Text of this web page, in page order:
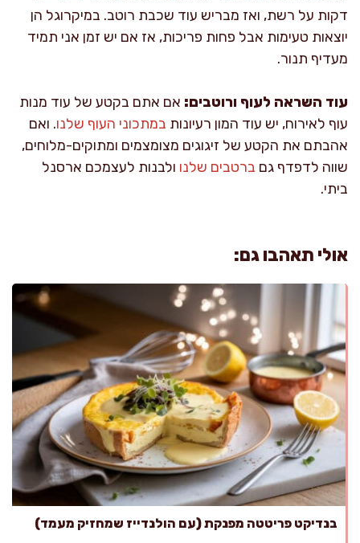
דקות על רשת, ואז מבריש עוד שכבת רוטב. במיקרוגל הן
יוצאות טעימות אבל פחות פריכות, אז אם יש זמן אני תמיד
מעדיף תנור.
עוד השראה לעוף ורוטבים: אם אתם בקטע של עוד מנות
עוף לאירוח, יש עוד המון רעיונות במתכוני העוף שלנו. ואם
אהבתם את הקטע של זיגוגים מצומצמים ומתוקים-מלוחים,
שווה לדפדף גם ברטבים שלנו ולבנות לעצמכם ארסנל
ביתי.
אולי תאהבו גם:
בנדיקט פריטטה מפנקת (עם הולנדייז שמחזיק מעמד)